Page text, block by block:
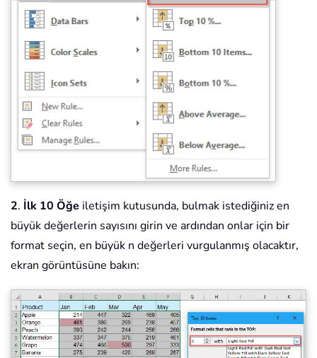
2. İlk 10 Öğe iletişim kutusunda, bulmak istediğiniz en
büyük değerlerin sayısını girin ve ardından onlar için bir
format seçin, en büyük n değerleri vurgulanmış olacaktır,
ekran görüntüsüne bakın: